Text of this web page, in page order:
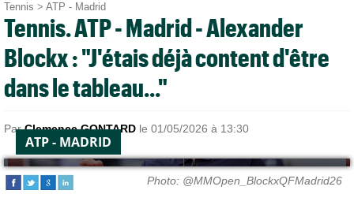
Tennis > ATP - Madrid
Tennis. ATP - Madrid - Alexander
Blockx : "J'étais déjà content d'être
dans le tableau..."
ParClemence GONTARD le 01/05/2026 à 13:30
ATP - MADRID
Photo: @MMOpen_BlockxQFMadrid26